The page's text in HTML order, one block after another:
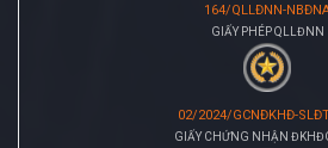
164/QLLĐNN-
GIẤY PHÉP QLLĐNN
02/2024/GCNĐKHĐ-
GIẤY CHỨNG NHẬN